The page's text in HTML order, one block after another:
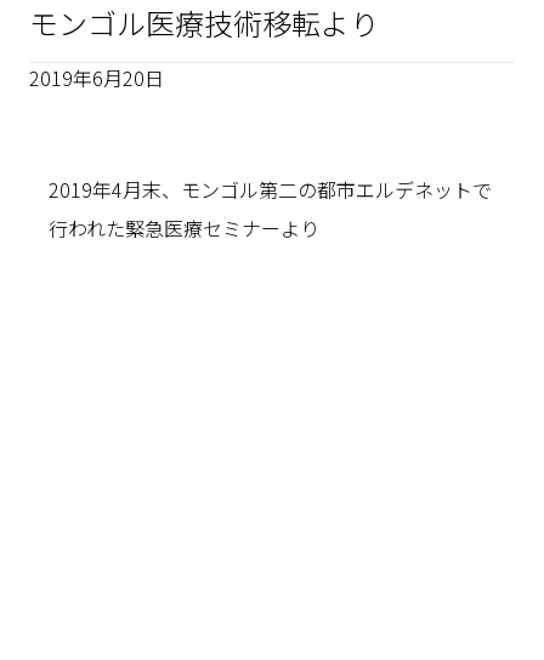
モンゴル医療技術移転より
2019年6月20日
2019年4月末、モンゴル第二の都市エルデネットで
行われた緊急医療セミナーより